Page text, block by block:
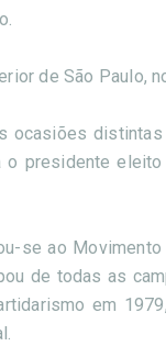
de São Paulo,
ocasiões
presidente
se ao
de todas as
em